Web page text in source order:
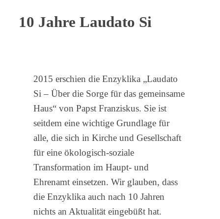
10 Jahre Laudato Si
2015 erschien die Enzyklika „Laudato
Si – Über die Sorge für das gemeinsame
Haus“ von Papst Franziskus. Sie ist
seitdem eine wichtige Grundlage für
alle, die sich in Kirche und Gesellschaft
für eine ökologisch-soziale
Transformation im Haupt- und
Ehrenamt einsetzen. Wir glauben, dass
die Enzyklika auch nach 10 Jahren
nichts an Aktualität eingebüßt hat.